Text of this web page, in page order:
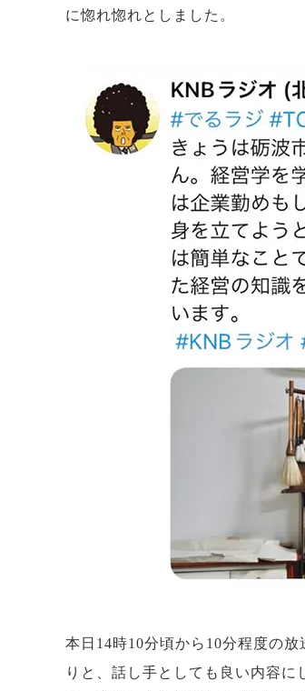
に惚れ惚れとしました。
本日14時10分頃から10分程度の
りと、話し手としても良い内容に